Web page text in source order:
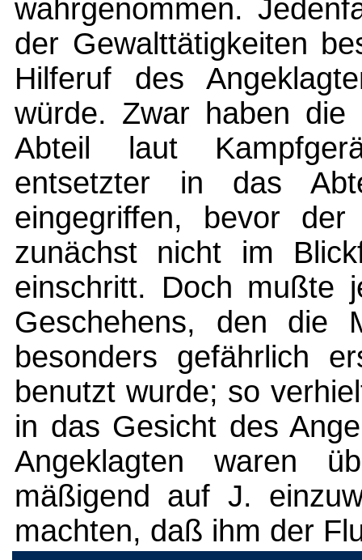
wahrgenommen.
der Gewalttätigkeiten
Hilferuf des
würde. Zwar haben
Abteil laut
entsetzter in das
eingegriffen, bevor
zunächst nicht im
einschritt. Doch mußte
Geschehens, den die
besonders gefährlich
benutzt wurde; so
in das Gesicht des
Angeklagten waren
mäßigend auf J.
machten, daß ihm der